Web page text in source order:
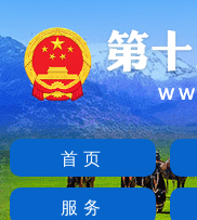
首页
服务